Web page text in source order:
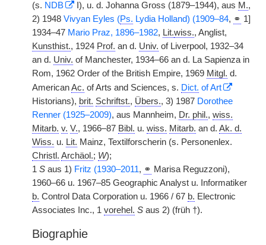
(s. NDB I), u. d. Johanna Gross (1879–1944), aus M.,
2) 1948 Vivyan Eyles (Ps. Lydia Holland) (1909–84, ⚭ 1]
1934–47 Mario Praz, 1896–1982, Lit.wiss., Anglist,
Kunsthist., 1924 Prof. an d. Univ. of Liverpool, 1932–34
an d. Univ. of Manchester, 1934–66 an d. La Sapienza in
Rom, 1962 Order of the British Empire, 1969 Mitgl. d.
AmericanAc. of Arts and Sciences, s. Dict. of Art
Historians), brit. Schriftst., Übers., 3) 1987 Dorothee
Renner (1925–2009), aus Mannheim, Dr. phil., wiss.
Mitarb. v. V., 1966–87 Bibl. u. wiss. Mitarb. an d. Ak. d.
Wiss. u. Lit. Mainz, Textilforscherin (s. Personenlex.
Christl. Archäol.; W);
1 S aus 1) Fritz (1930–2011, ⚭ Marisa Reguzzoni),
1960–66 u. 1967–85 Geographic Analyst u. Informatiker
b. Control Data Corporation u. 1966 / 67 b. Electronic
Associates Inc., 1 vorehel. S aus 2) (früh †).
Biographie